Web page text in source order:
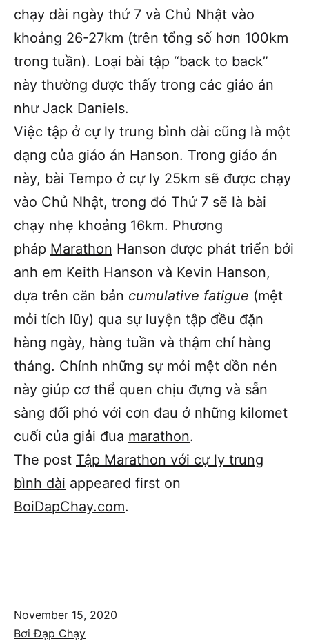
chạy dài ngày thứ 7 và Chủ Nhật vào
khoảng 26-27km (trên tổng số hơn 100km
trong tuần). Loại bài tập “back to back”
này thường được thấy trong các giáo án
như Jack Daniels.
Việc tập ở cự ly trung bình dài cũng là một
dạng của giáo án Hanson. Trong giáo án
này, bài Tempo ở cự ly 25km sẽ được chạy
vào Chủ Nhật, trong đó Thứ 7 sẽ là bài
chạy nhẹ khoảng 16km. Phương
pháp Marathon Hanson được phát triển bởi
anh em Keith Hanson và Kevin Hanson,
dựa trên căn bản cumulative fatigue (mệt
mỏi tích lũy) qua sự luyện tập đều đặn
hàng ngày, hàng tuần và thậm chí hàng
tháng. Chính những sự mỏi mệt dồn nén
này giúp cơ thể quen chịu đựng và sẵn
sàng đối phó với cơn đau ở những kilomet
cuối của giải đua marathon.
The post Tập Marathon với cự ly trung
bình dài appeared first on
BoiDapChay.com.
Published
November 15, 2020
Categorized
Bơi Đạp Chạy